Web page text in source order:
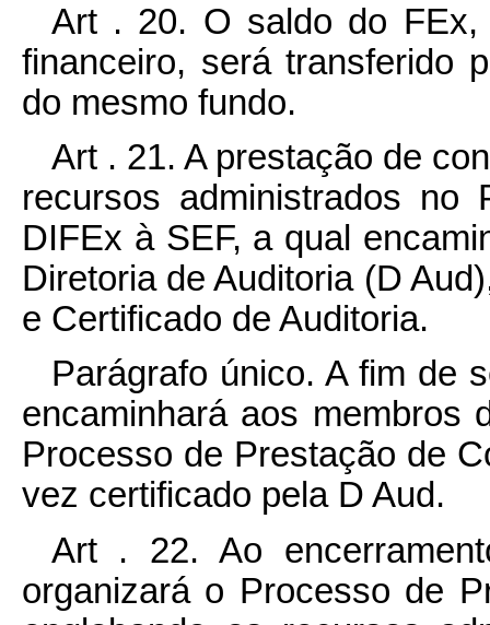
Art . 20. O saldo do FEx,
financeiro, será transferido
do mesmo fundo.
Art . 21. A prestação de
recursos administrados
DIFEx à SEF, a qual
Diretoria de Auditoria (D
e Certificado de Auditoria.
Parágrafo único. A fim de
encaminhará aos membros
Processo de Prestação de
vez certificado pela D Aud.
Art . 22. Ao
organizará o Processo de